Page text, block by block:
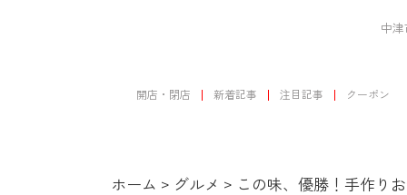
中
開店・閉店 新着記事 注目記事 クーポン
ホーム > グルメ > この味、優勝！手作り